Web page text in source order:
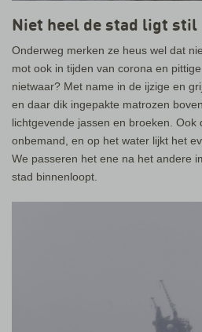
Niet heel de stad ligt stil
Onderweg merken ze heus wel dat
mot ook in tijden van corona en
nietwaar? Met name in de ijzige en
en daar dik ingepakte matrozen
lichtgevende jassen en broeken. Ook
onbemand, en op het water lijkt het
We passeren het ene na het andere
stad binnenloopt.